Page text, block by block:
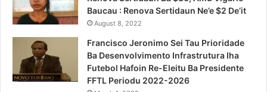
Baucau : Renova Sertidaun Ne’e $2 De’it
August 8, 2022
Francisco Jeronimo Sei Tau Prioridade
Ba Desenvolvimento Infrastrutura Iha
Futebol Hafoin Re-Eleitu Ba Presidente
FFTL Periodu 2022-2026